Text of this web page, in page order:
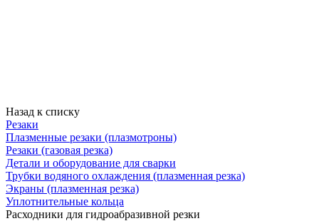
Назад к списку
Резаки
Плазменные резаки (плазмотроны)
Резаки (газовая резка)
Детали и оборудование для сварки
Трубки водяного охлаждения (плазменная резка)
Экраны (плазменная резка)
Уплотнительные кольца
Расходники для гидроабразивной резки